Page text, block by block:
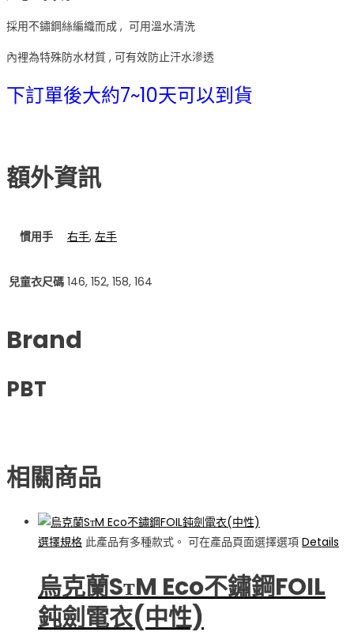
採用不鏽鋼絲編織而成 , 可用溫水清洗
內裡為特殊防水材質 , 可有效防止汗水滲透
下訂單後大約7~10天可以到貨
額外資訊
慣用手 右手, 左手
兒童衣尺碼 146, 152, 158, 164
Brand
PBT
相關商品
選擇規格 此產品有多種款式。 可在產品頁面選擇選項 Details
烏克蘭SтM Eco不鏽鋼FOIL
鈍劍電衣(中性)